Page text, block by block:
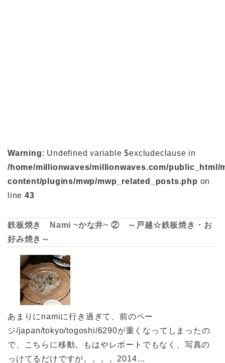
Warning: Undefined variable $excludeclause in
/home/millionwaves/millionwaves.com/public_html/
content/plugins/mwp/mwp_related_posts.php on
line 43
鉄板焼き Nami ~かな井~ ② ～戸越☆鉄板焼き・お
好み焼き～
あまりにnamiに行き過ぎて、前のペー
ジ/japan/tokyo/togoshi/6290が重くなってしまったの
で、こちらに移動。もはやレポートでもなく、写真の
っけてるだけですが。。。。2014…